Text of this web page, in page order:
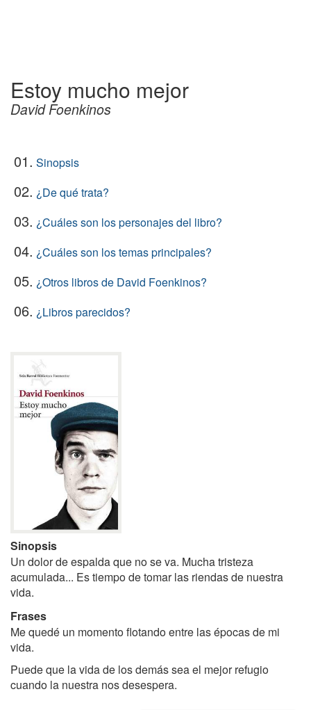
Estoy mucho mejor
David Foenkinos
01. Sinopsis
02. ¿De qué trata?
03. ¿Cuáles son los personajes del libro?
04. ¿Cuáles son los temas principales?
05. ¿Otros libros de David Foenkinos?
06. ¿Libros parecidos?
Sinopsis
Un dolor de espalda que no se va. Mucha tristeza
acumulada... Es tiempo de tomar las riendas de nuestra
vida.
Frases
Me quedé un momento flotando entre las épocas de mi
vida.
Puede que la vida de los demás sea el mejor refugio
cuando la nuestra nos desespera.